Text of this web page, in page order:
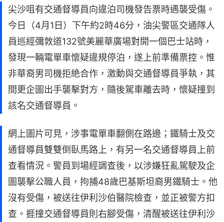
尖沙咀有交通督導員向違泊司機發告票時遇襲受傷。
今日（4月1日）下午約2時46分，油尖警區交通隊人
員巡經彌敦道132號美麗華廣場對開一個巴士站時，
發現一輛電單車懷疑違規停泊，遂上前準備票控。惟
非華裔男司機拒絶合作，激動與交通督導員爭執，其
間更企圖出手襲擊對方，隨後駕車離去時，懷疑撞到
該名交通督導員。
網上圖片可見，涉事電單車翻側在路邊；鐵騎士及交
通督導員雙雙倒臥馬路上，有另一名交通督導員上前
查看情況。警員到場經調查後，以涉嫌狂亂駕駛及企
圖襲擊公職人員，拘捕48歲巴基斯坦裔男鐵騎士。他
沒有受傷，被送往伊利沙伯醫院檢查，並正被警方扣
查。捱撞交通督導員則右腳受傷，清醒被送往伊利沙